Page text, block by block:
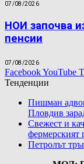
07/08/2026
НОИ започва
пенсии
07/08/2026
FacebookYouTube
Тенденции
Пишман
Пловдив
Свежест и
фермерският
Петролът